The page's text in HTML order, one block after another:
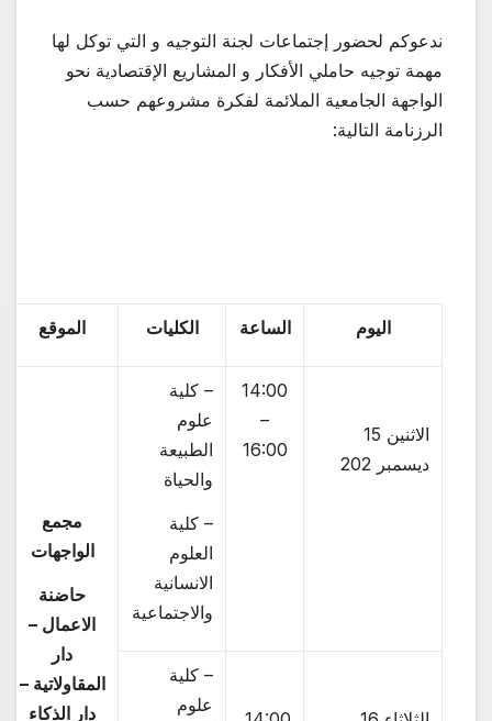
ندعوكم لحضور إجتماعات لجنة التوجيه و التي توكل لها
مهمة توجيه حاملي الأفكار و المشاريع الإقتصادية نحو
الواجهة الجامعية الملائمة لفكرة مشروعهم حسب
الرزنامة التالية:
اليوم الساعة الكليات الموقع
الاثنين 15
ديسمبر 202
14:00
–
16:00
– كلية
علوم
الطبيعة
والحياة
– كلية
العلوم
الانسانية
والاجتماعية
مجمع
الواجهات
حاضنة
الاعمال –
دار
المقاولاتية –
دار الذكاء
– كلية
علوم